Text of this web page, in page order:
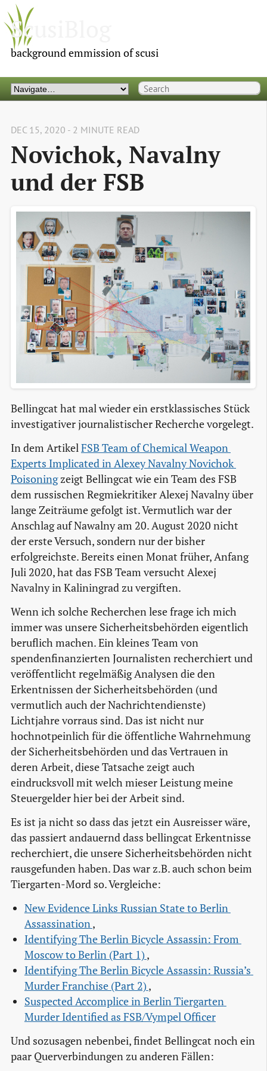
ScusiBlog
background emmission of scusi
DEC 15, 2020 - 2 MINUTE READ
Novichok, Navalny
und der FSB
Bellingcat hat mal wieder ein erstklassisches Stück
investigativer journalistischer Recherche vorgelegt.
In dem ArtikelFSB Team of Chemical Weapon
Experts Implicated in Alexey Navalny Novichok
Poisoningzeigt Bellingcat wie ein Team des FSB
dem russischen Regmiekritiker Alexej Navalny über
lange Zeiträume gefolgt ist. Vermutlich war der
Anschlag auf Nawalny am 20. August 2020 nicht
der erste Versuch, sondern nur der bisher
erfolgreichste. Bereits einen Monat früher, Anfang
Juli 2020, hat das FSB Team versucht Alexej
Navalny in Kaliningrad zu vergiften.
Wenn ich solche Recherchen lese frage ich mich
immer was unsere Sicherheitsbehörden eigentlich
beruflich machen. Ein kleines Team von
spendenfinanzierten Journalisten recherchiert und
veröffentlicht regelmäßig Analysen die den
Erkentnissen der Sicherheitsbehörden (und
vermutlich auch der Nachrichtendienste)
Lichtjahre vorraus sind. Das ist nicht nur
hochnotpeinlich für die öffentliche Wahrnehmung
der Sicherheitsbehörden und das Vertrauen in
deren Arbeit, diese Tatsache zeigt auch
eindrucksvoll mit welch mieser Leistung meine
Steuergelder hier bei der Arbeit sind.
Es ist ja nicht so dass das jetzt ein Ausreisser wäre,
das passiert andauernd dass bellingcat Erkentnisse
recherchiert, die unsere Sicherheitsbehörden nicht
rausgefunden haben. Das war z.B. auch schon beim
Tiergarten-Mord so. Vergleiche:
New Evidence Links Russian State to Berlin
Assassination ,
Identifying The Berlin Bicycle Assassin: From
Moscow to Berlin (Part 1) ,
Identifying The Berlin Bicycle Assassin: Russia’s
Murder Franchise (Part 2) ,
Suspected Accomplice in Berlin Tiergarten
Murder Identified as FSB/Vympel Officer
Und sozusagen nebenbei, findet Bellingcat noch ein
paar Querverbindungen zu anderen Fällen: